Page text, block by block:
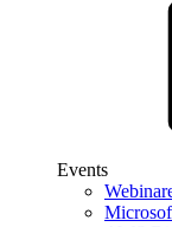
Events